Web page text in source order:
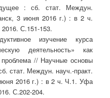
: сб. стат. Междун.
3 июня 2016 г.) : в 2 ч.
С.151-153.
изучение курса
деятельность» как
проблема // Научные основы
стат. Междун. науч.-практ.
2016 г.) : в 2 ч. Ч.1. Уфа
С.202-204.